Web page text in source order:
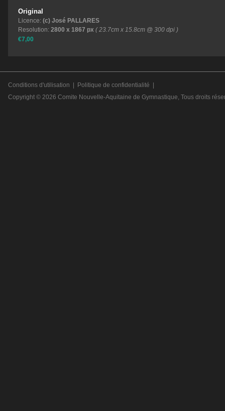
Original
Licence: (c) José PALLARES
Resolution: 2800 x 1867 px ( 23.7cm x 15.8cm @ 300 dpi )
€7,00
Conditions d'utilisation Politique de confidentialité
Copyright © 2026 Comite Nouvelle-Aquitaine de Gymnastique, Tous droits